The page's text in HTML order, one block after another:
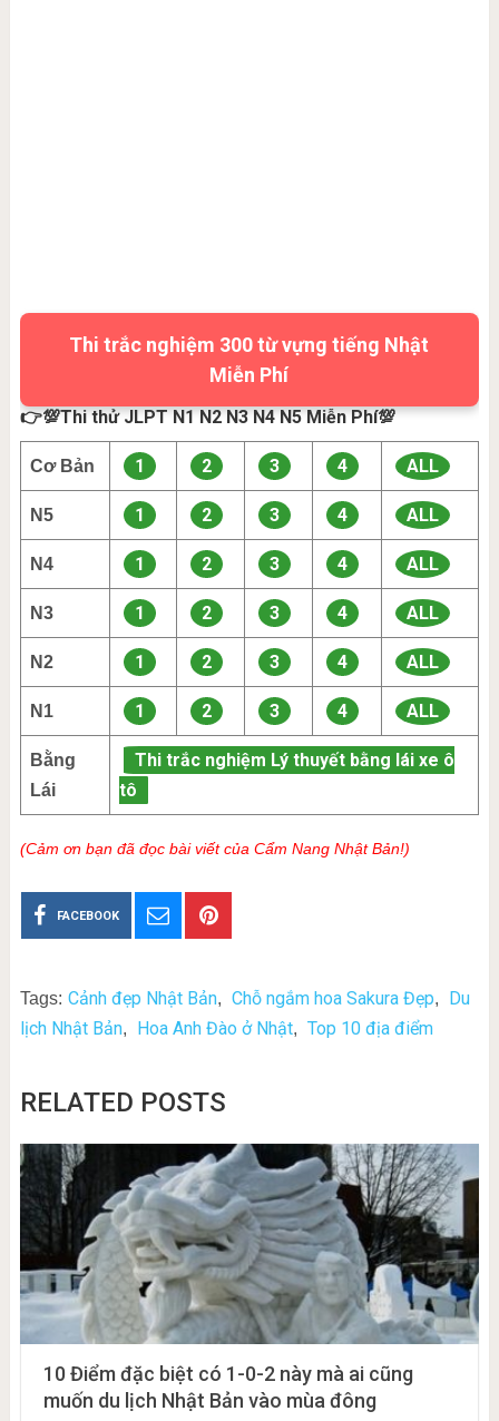
Thi trắc nghiệm 300 từ vựng tiếng Nhật
Miễn Phí
👉💯Thi thử JLPT N1 N2 N3 N4 N5 Miễn Phí💯
Cơ Bản 1 2 3 4 ALL
N5 1 2 3 4 ALL
N4 1 2 3 4 ALL
N3 1 2 3 4 ALL
N2 1 2 3 4 ALL
N1 1 2 3 4 ALL
Bằng
Lái
Thi trắc nghiệm Lý thuyết bằng lái xe ô
tô
(Cảm ơn bạn đã đọc bài viết của Cẩm Nang Nhật Bản!)
FACEBOOK
Tags: Cảnh đẹp Nhật Bản, Chỗ ngắm hoa Sakura Đẹp,
Du
lịch Nhật Bản, Hoa Anh Đào ở Nhật, Top 10 địa điểm
RELATED POSTS
10 Điểm đặc biệt có 1-0-2 này mà ai cũng
muốn du lịch Nhật Bản vào mùa đông